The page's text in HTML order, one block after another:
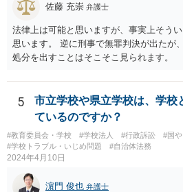
佐藤 充崇 弁護士
法律上は可能と思いますが、事実上そう
思います。 逆に刑事で無罪判決が出たが
処分を出すことはそこそこ見られます。
5
市立学校や県立学校は、学校
ているのですか？
#教育委員会・学校 #学校法人 #行政訴訟
#国
#学校トラブル・いじめ問題
#自治体法務
2024年4月10日
濵門 俊也 弁護士